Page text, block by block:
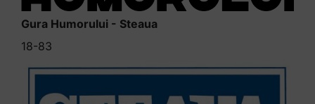
Gura Humorului - Steaua
18-83